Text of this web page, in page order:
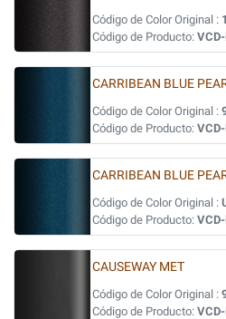
Código de Color Original :
Código de Producto:
CARRIBEAN BLUE
Código de Color Original :
Código de Producto:
CARRIBEAN BLUE
Código de Color Original :
Código de Producto:
CAUSEWAY MET
Código de Color Original :
Código de Producto: